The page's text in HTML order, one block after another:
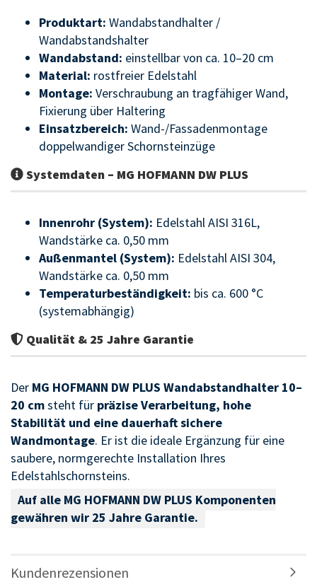
Produktart: Wandabstandhalter /
Wandabstandshalter
Wandabstand: einstellbar von ca. 10–20 cm
Material: rostfreier Edelstahl
Montage: Verschraubung an tragfähiger Wand,
Fixierung über Haltering
Einsatzbereich: Wand-/Fassadenmontage
doppelwandiger Schornsteinzüge
Systemdaten – MG HOFMANN DW PLUS
Innenrohr (System): Edelstahl AISI 316L,
Wandstärke ca. 0,50 mm
Außenmantel (System): Edelstahl AISI 304,
Wandstärke ca. 0,50 mm
Temperaturbeständigkeit: bis ca. 600 °C
(systemabhängig)
Qualität & 25 Jahre Garantie
Der MG HOFMANN DW PLUS Wandabstandhalter 10–
20 cmsteht für präzise Verarbeitung, hohe
Stabilität und eine dauerhaft sichere
Wandmontage. Er ist die ideale Ergänzung für eine
saubere, normgerechte Installation Ihres
Edelstahlschornsteins.
Auf alle MG HOFMANN DW PLUS Komponenten
gewähren wir 25 Jahre Garantie.
Kundenrezensionen